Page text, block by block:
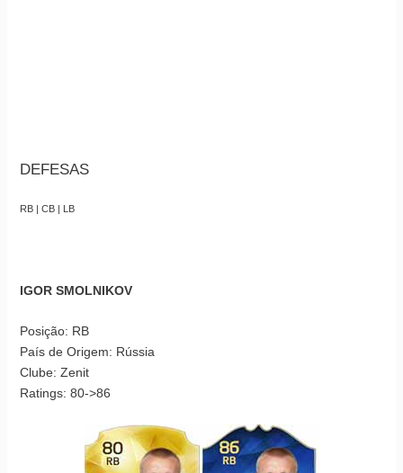
DEFESAS
RB | CB | LB
IGOR SMOLNIKOV
Posição: RB
País de Origem: Rússia
Clube: Zenit
Ratings: 80->86